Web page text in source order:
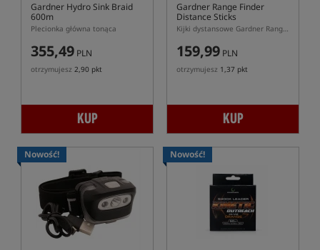
Gardner Hydro Sink Braid
600m
Plecionka główna tonąca
355,49 PLN
otrzymujesz 2,90 pkt
KUP
Gardner Range Finder
Distance Sticks
Kijki dystansowe Gardner Range Finder
159,99 PLN
otrzymujesz 1,37 pkt
KUP
Nowość! Nowość!